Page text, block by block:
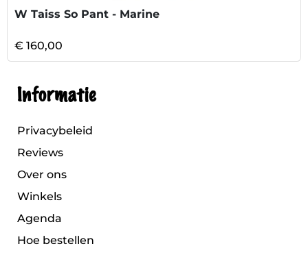
W Taiss So Pant - Marine
€ 160,00
Informatie
Privacybeleid
Reviews
Over ons
Winkels
Agenda
Hoe bestellen